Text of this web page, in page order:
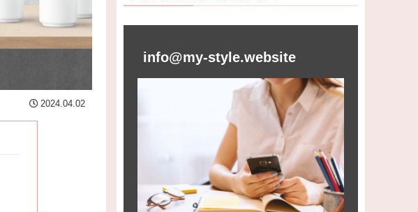
2024.04.02
info@my-style.website